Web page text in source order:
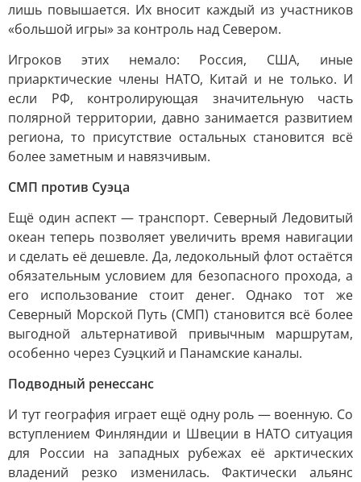
лишь повышается. Их вносит каждый из участников
«большой игры» за контроль над Севером.
Игроков этих немало: Россия, США, иные
приарктические члены НАТО, Китай и не только. И
если РФ, контролирующая значительную часть
полярной территории, давно занимается развитием
региона, то присутствие остальных становится всё
более заметным и навязчивым.
СМП против Суэца
Ещё один аспект — транспорт. Северный Ледовитый
океан теперь позволяет увеличить время навигации
и сделать её дешевле. Да, ледокольный флот остаётся
обязательным условием для безопасного прохода, а
его использование стоит денег. Однако тот же
Северный Морской Путь (СМП) становится всё более
выгодной альтернативой привычным маршрутам,
особенно через Суэцкий и Панамские каналы.
Подводный ренессанс
И тут география играет ещё одну роль — военную. Со
вступлением Финляндии и Швеции в НАТО ситуация
для России на западных рубежах её арктических
владений резко изменилась. Фактически альянс